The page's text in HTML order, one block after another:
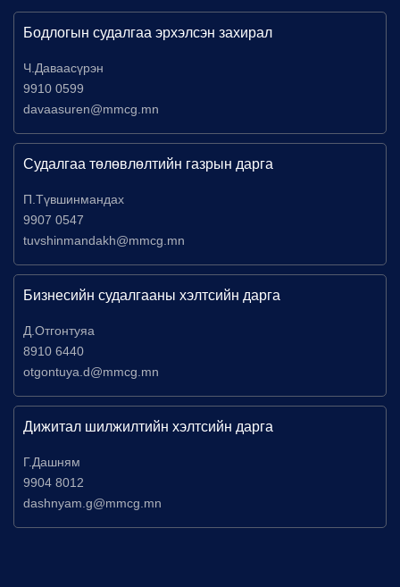
Бодлогын судалгаа эрхэлсэн захирал
Ч.Даваасүрэн
9910 0599
davaasuren@mmcg.mn
Судалгаа төлөвлөлтийн газрын дарга
П.Түвшинмандах
9907 0547
tuvshinmandakh@mmcg.mn
Бизнесийн судалгааны хэлтсийн дарга
Д.Отгонтуяа
8910 6440
otgontuya.d@mmcg.mn
Дижитал шилжилтийн хэлтсийн дарга
Г.Дашням
9904 8012
dashnyam.g@mmcg.mn